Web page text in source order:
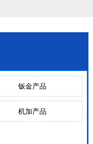
钣金产品
机加产品